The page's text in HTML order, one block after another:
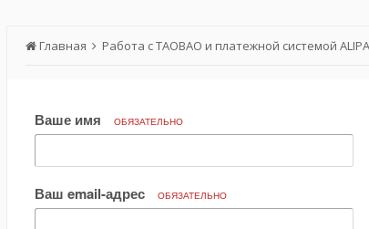
Главная Работа с TAOBAO и платежной системой
Ваше имя ОБЯЗАТЕЛЬНО
Ваш email-адрес ОБЯЗАТЕЛЬНО